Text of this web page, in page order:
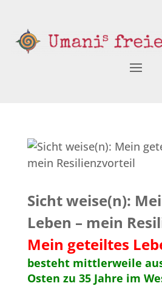
Sicht weise(n):
Leben – mein
Mein geteiltes
besteht mittlerweile
Osten zu 35 Jahre im